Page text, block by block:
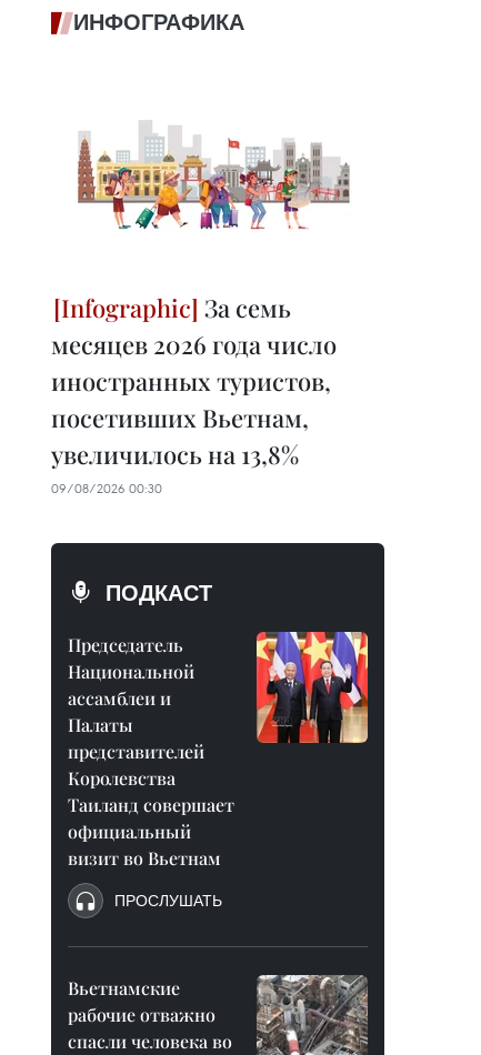
ИНФОГРАФИКА
За семь
месяцев 2026 года число
иностранных туристов,
посетивших Вьетнам,
увеличилось на 13,8%
09/08/2026 00:30
ПОДКАСТ
Председатель
Национальной
ассамблеи и
Палаты
представителей
Королевства
Таиланд совершает
официальный
визит во Вьетнам
ПРОСЛУШАТЬ
Вьетнамские
рабочие отважно
спасли человека во